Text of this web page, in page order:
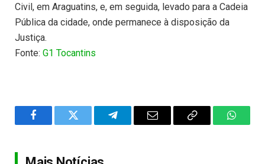
Civil, em Araguatins, e, em seguida, levado para a Cadeia
Pública da cidade, onde permanece à disposição da
Justiça.
Fonte: G1 Tocantins
FacebookTwitter TelegramEmail
Copy